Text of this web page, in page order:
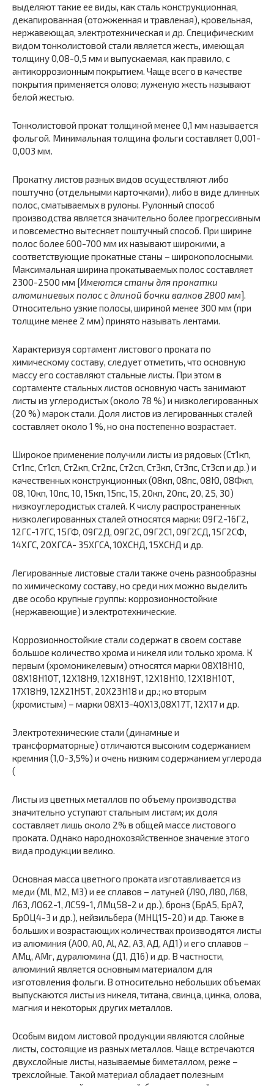
выделяют такие ее виды, как сталь конструкционная,
декапированная (отожженная и травленая), кровельная,
нержавеющая, электротехническая и др. Специфическим
видом тонколистовой стали является жесть, имеющая
толщину 0,08-0,5 мм и выпускаемая, как правило, с
антикоррозионным покрытием. Чаще всего в качестве
покрытия применяется олово; луженую жесть называют
белой жестью.
Тонколистовой прокат толщиной менее 0,1 мм называется
фольгой. Минимальная толщина фольги составляет 0,001-
0,003 мм.
Прокатку листов разных видов осуществляют либо
поштучно (отдельными карточками), либо в виде длинных
полос, сматываемых в рулоны. Рулонный способ
производства является значительно более прогрессивным
и повсеместно вытесняет поштучный способ. При ширине
полос более 600-700 мм их называют широкими, а
соответствующие прокатные станы – широкополосными.
Максимальная ширина прокатываемых полос составляет
2300-2500 мм [Имеются станы для прокатки
алюминиевых полос с длиной бочки валков 2800 мм].
Относительно узкие полосы, шириной менее 300 мм (при
толщине менее 2 мм) принято называть лентами.
Характеризуя сортамент листового проката по
химическому составу, следует отметить, что основную
массу его составляют стальные листы. При этом в
сортаменте стальных листов основную часть занимают
листы из углеродистых (около 78 %) и низколегированных
(20 %) марок стали. Доля листов из легированных сталей
составляет около 1 %, но она постепенно возрастает.
Широкое применение получили листы из рядовых (Ст1кп,
Ст1пс, Ст1сп, Ст2кп, Ст2пс, Ст2сп, Ст3кп, Ст3пс, Ст3сп и др.) и
качественных конструкционных (08кп, 08пс, 08Ю, 08Фкп,
08, 10кп, 10пс, 10, 15кп, 15пс, 15, 20кп, 20пс, 20, 25, 30)
низкоуглеродистых сталей. К числу распространенных
низколегированных сталей относятся марки: 09Г2-16Г2,
12ГС-17ГС, 15ГФ, 09Г2Д, 09Г2С, 09Г2С1, 09Г2СД, 15Г2СФ,
14ХГС, 20ХГСА- 35ХГСА, 10ХСНД, 15ХСНД и др.
Легированные листовые стали также очень разнообразны
по химическому составу, но среди них можно выделить
две особо крупные группы: коррозионностойкие
(нержавеющие) и электротехнические.
Коррозионностойкие стали содержат в своем составе
большое количество хрома и никеля или только хрома. К
первым (хромоникелевым) относятся марки 08Х18Н10,
08Х18Н10Т, 12Х18Н9, 12Х18Н9Т, 12Х18Н10, 12Х18Н10Т,
17Х18Н9, 12Х21Н5Т, 20Х23Н18 и др.; ко вторым
(хромистым) – марки 08X13-40X13,08Х17Т, 12X17 и др.
Электротехнические стали (динамные и
трансформаторные) отличаются высоким содержанием
кремния (1,0-3,5%) и очень низким содержанием углерода
(
Листы из цветных металлов по объему производства
значительно уступают стальным листам; их доля
составляет лишь около 2% в общей массе листового
проката. Однако народнохозяйственное значение этого
вида продукции велико.
Основная масса цветного проката изготавливается из
меди (Ml, М2, М3) и ее сплавов – латуней (Л90, Л80, Л68,
Л63, ЛО62-1, ЛС59-1, ЛМц58-2 и др.), бронз (БрА5, БрА7,
БрОЦ4-3 и др.), нейзильбера (МНЦ15-20) и др. Также в
больших и возрастающих количествах производятся листы
из алюминия (А00, А0, Al, А2, А3, АД, АД1) и его сплавов –
АМц, АМг, дуралюмина (Д1, Д16) и др. В частности,
алюминий является основным материалом для
изготовления фольги. В относительно небольших объемах
выпускаются листы из никеля, титана, свинца, цинка, олова,
магния и некоторых других металлов.
Особым видом листовой продукции являются слойные
листы, состоящие из разных металлов. Чаще встречаются
двухслойные листы, называемые биметаллом, реже –
трехслойные. Такой материал обладает полезным